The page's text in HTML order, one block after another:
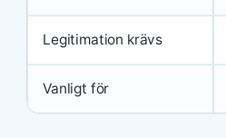
Legitimation krävs
Vanligt för